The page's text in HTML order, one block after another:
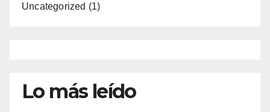
Uncategorized (1)
Lo más leído